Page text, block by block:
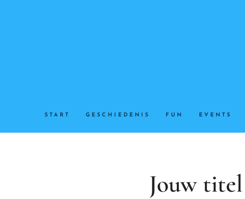
START GESCHIEDENIS FUN EVENTS
Jouw titel